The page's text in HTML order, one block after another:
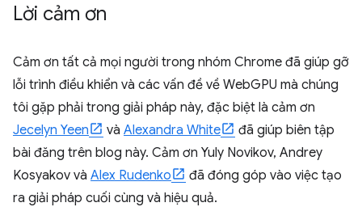
Lời cảm ơn
Cảm ơn tất cả mọi người trong nhóm Chrome đã giúp gỡ
lỗi trình điều khiển và các vấn đề về WebGPU mà chúng
tôi gặp phải trong giải pháp này, đặc biệt là cảm ơn
Jecelyn Yeen
và Alexandra White
đã giúp biên tập
bài đăng trên blog này. Cảm ơn Yuly Novikov, Andrey
Kosyakov và Alex Rudenko
đã đóng góp vào việc tạo
ra giải pháp cuối cùng và hiệu quả.